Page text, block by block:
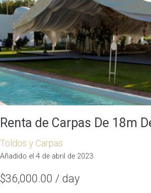
Renta de Carpas De 18m
Toldos y Carpas
Añadido el 4 de abril de 2023
$36,000.00 / day